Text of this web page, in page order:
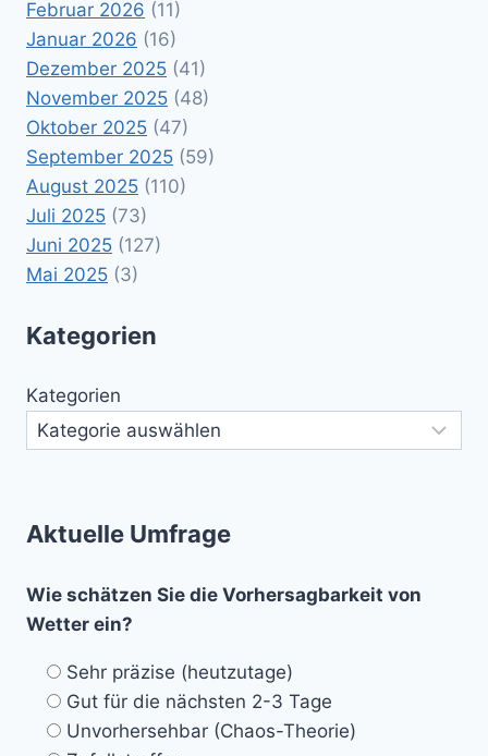
Februar 2026 (11)
Januar 2026 (16)
Dezember 2025 (41)
November 2025 (48)
Oktober 2025 (47)
September 2025 (59)
August 2025 (110)
Juli 2025 (73)
Juni 2025 (127)
Mai 2025 (3)
Kategorien
Kategorien
Aktuelle Umfrage
Wie schätzen Sie die Vorhersagbarkeit von
Wetter ein?
Sehr präzise (heutzutage)
Gut für die nächsten 2-3 Tage
Unvorhersehbar (Chaos-Theorie)